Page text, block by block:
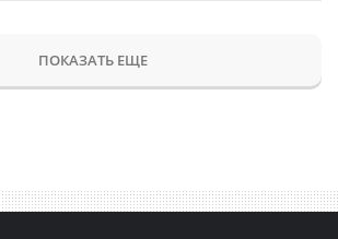
ПОКАЗАТЬ ЕЩЕ